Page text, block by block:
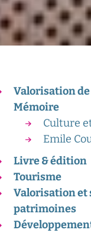
Valorisation de
Mémoire
Culture
Emile
Livre & édition
Tourisme
Valorisation et
patrimoines